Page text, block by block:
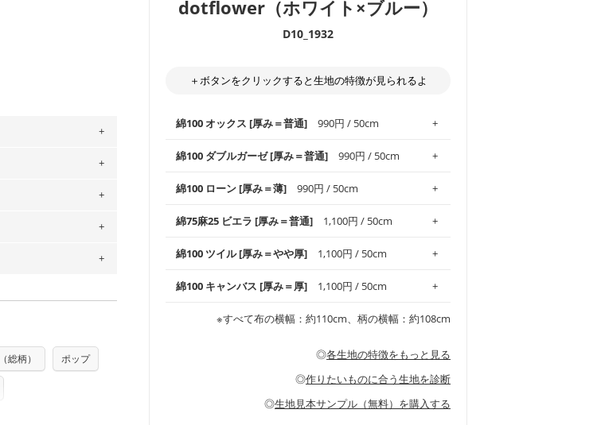
dotflower（ホワイト×ブルー）
D10_1932
＋ボタンをクリックすると生地の特徴が見られるよ
綿100 オックス [厚み＝普通] 990円 / 50cm
使いやすさNo.1！しなやかさと適度な張りを併せ持ち、
通気性の高さがオックス生地の特徴です。当サイトのオ
縫いやすいため、布小物全般にお使いいただけます。
※レッスンバッグ、上履き袋などの通園通学グッズには
などの布小物
・布団カバーなどの寝具、カーテン
・スカート、甚平などの子ども服
綿100 ダブルガーゼ [厚み＝普通] 990円 / 50cm
柔らかくふんわりとした肌触りが特徴です。ベビー用品
やハンカチなど直接肌に触れるアイテムに最適です。高
シーズンで活躍してくれます。
・スタイ、おくるみなどのベビーグッズ
・ブラウス、チュニック、ワンピースなどの洋服
綿100 ローン [厚み＝薄] 990円 / 50cm
上質で薄手の平織りの生地です。軽やかさとなめらかな
手触りの良さが魅力。透け感があるので、涼しげなトッ
・ブラウス、シャツ、チュニックなどのトップス
綿75麻25 ビエラ [厚み＝普通] 1,100円 / 50cm
コットン75％リネン25％の当店のビエラ生地は、オック
ス生地よりもふんわりとした柔らかい質感と適度な落ち
綿100 ツイル [厚み＝やや厚] 1,100円 / 50cm
綾織りの生地です。しっかりとした張りと厚みがありな
がらも柔らかいのが特徴です。生地の厚みは中厚手で
・レッスンバッグ、上履き袋などの通園通学グッズ
・カーテン、エプロン、テーブルクロスなどの暮らしの
綿100 キャンバス [厚み＝厚] 1,100円 / 50cm
夫で高い耐久性があります。トートバッグ・ポーチ・ペ
ンケースなどの布小物、インテリア用品に向いていま
※すべて布の横幅：約110cm、柄の横幅：約108cm
◎各生地の特徴をもっと見る
◎作りたいものに合う生地を診断
◎生地見本サンプル（無料）を購入する
ください（50cm
です。素材は
100％コットン
部例外有り）それ
となる場合がござ
す。
品および交換は承る
ください。
つきましては当
さい）
ットに付属された
売および型紙を
総柄） ポップ